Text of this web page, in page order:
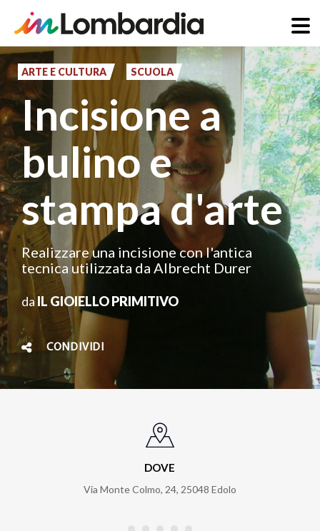
Salta
al
contenuto
principale
ARTE E CULTURA SCUOLA
Incisione a
bulino e
stampa d'arte
Realizzare una incisione con l'antica
tecnica utilizzata da Albrecht Durer
daIL GIOIELLO PRIMITIVO
CONDIVIDI
DOVE
Via Monte Colmo, 24, 25048 Edolo